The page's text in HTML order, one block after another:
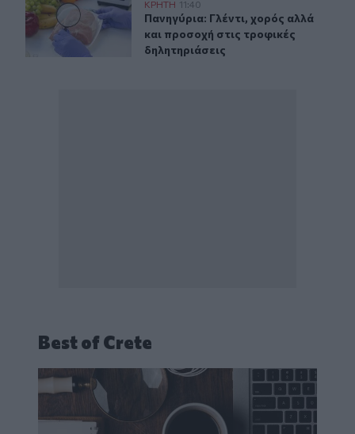
Πανηγύρια: Γλέντι, χορός αλλά και προσοχή στις
ΚΡΗΤΗ 11:40
Πανηγύρια: Γλέντι, χορός αλλά
Πανηγύρια: Γλέντι, χορός αλλά
και προσοχή στις τροφικές
δηλητηριάσεις
Best of Crete